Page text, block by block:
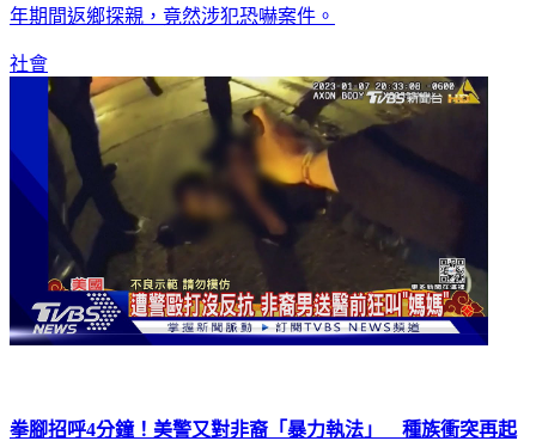
年期間返鄉探親，竟然涉犯恐嚇案件。
社會
拳腳招呼4分鐘！美警又對非裔「暴力執法」 種族衝突再起